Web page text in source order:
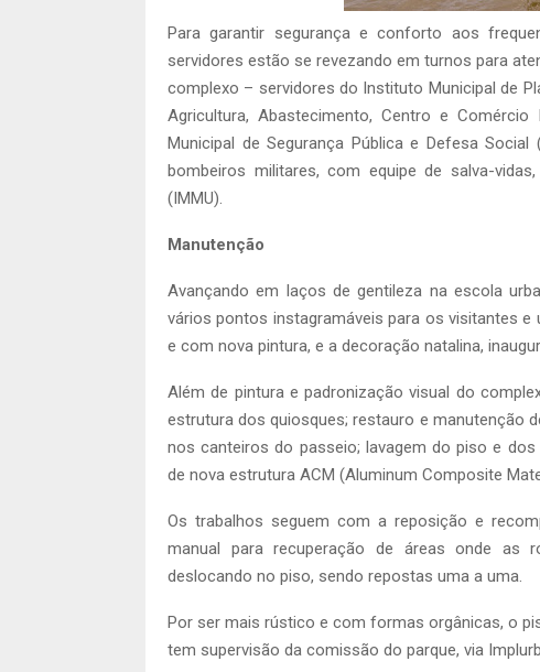
Para garantir segurança e conforto aos
servidores estão se revezando em turnos para
complexo – servidores do Instituto Municipal de
Agricultura, Abastecimento, Centro e
Municipal de Segurança Pública e Defesa
bombeiros militares, com equipe de salva-
(IMMU).
Manutenção
Avançando em laços de gentileza na escola
vários pontos instagramáveis para os visitantes
e com nova pintura, e a decoração natalina,
Além de pintura e padronização visual do
estrutura dos quiosques; restauro e manutenção
nos canteiros do passeio; lavagem do piso e
de nova estrutura ACM (Aluminum Composite
Os trabalhos seguem com a reposição e
manual para recuperação de áreas onde as
deslocando no piso, sendo repostas uma a uma.
Por ser mais rústico e com formas orgânicas, o
tem supervisão da comissão do parque, via